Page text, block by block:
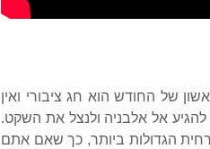
של החודש הוא חג ציבורי ואין
להגיע אל אלבניה ולנצל את השקט.
הגדולות ביותר, כך שאם אתם